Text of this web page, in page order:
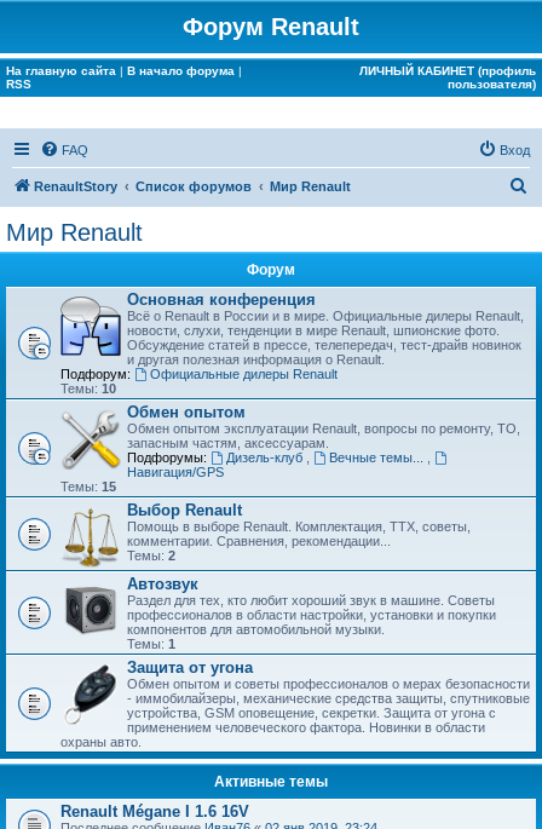
Форум Renault
На главную сайта | В начало форума |
RSS
ЛИЧНЫЙ КАБИНЕТ (профиль
пользователя)
FAQ Вход
RenaultStory Список форумов Мир Renault
Мир Renault
Форум
Основная конференция
Всё о Renault в России и в мире. Официальные дилеры Renault,
новости, слухи, тенденции в мире Renault, шпионские фото.
Обсуждение статей в прессе, телепередач, тест-драйв новинок
и другая полезная информация о Renault.
Подфорум:
Официальные дилеры Renault
Темы: 10
Обмен опытом
Обмен опытом эксплуатации Renault, вопросы по ремонту, ТО,
запасным частям, аксессуарам.
Подфорумы:
Дизель-клуб Вечные темы...
Навигация/GPS
Темы: 15
Выбор Renault
Помощь в выборе Renault. Комплектация, ТТХ, советы,
комментарии. Сравнения, рекомендации...
Темы: 2
Автозвук
Раздел для тех, кто любит хороший звук в машине. Советы
профессионалов в области настройки, установки и покупки
компонентов для автомобильной музыки.
Темы: 1
Защита от угона
Обмен опытом и советы профессионалов о мерах безопасности
- иммобилайзеры, механические средства защиты, спутниковые
устройства, GSM оповещение, секретки. Защита от угона с
применением человеческого фактора. Новинки в области
охраны авто.
Активные темы
Renault Mégane I 1.6 16V